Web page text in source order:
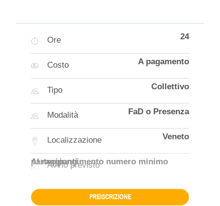
24
Ore
A pagamento
Costo
Collettivo
Tipo
FaD o Presenza
Modalità
Veneto
Localizzazione
Al raggiungimento numero minimo partecipanti
Avvio previsto
PREISCRIZIONE